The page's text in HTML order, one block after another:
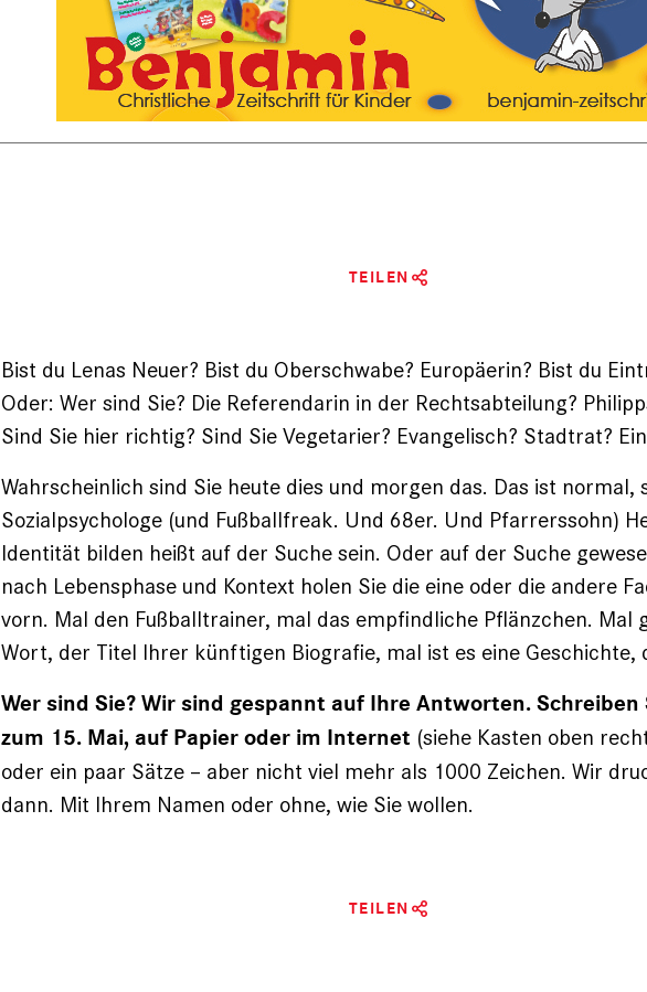
TEILEN
Bist du Lenas Neuer? Bist du Ober­schwabe? Europäerin? Bist du
Oder: Wer sind Sie? Die Referendarin in der Rechtsabteilung?
Sind Sie hier richtig? Sind Sie Vegetarier? Evangelisch? Stadtrat?
Wahrscheinlich sind Sie heute dies und morgen das. Das ist normal,
Sozial­psychologe (und Fußballfreak. Und 68er. Und Pfarrerssohn)
Identität bilden heißt auf der Suche sein. Oder auf der Suche
nach Lebensphase und Kontext holen Sie die eine oder die andere
vorn. Mal den Fußballtrainer, mal das empfindliche Pflänzchen. Mal
Wort, der Titel Ihrer künftigen Biografie, mal ist es eine Geschichte,
Wer sind Sie? Wir sind gespannt auf Ihre Antworten. Schreiben
zum 15. Mai, auf Papier oder im Internet (siehe Kasten oben
oder ein paar Sätze – aber nicht viel mehr als 1000 Zeichen. Wir
dann. Mit Ihrem Namen oder ohne, wie Sie wollen.
TEILEN